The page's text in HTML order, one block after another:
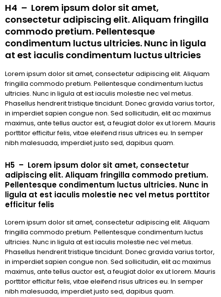
H4 – Lorem ipsum dolor sit amet,
consectetur adipiscing elit. Aliquam fringilla
commodo pretium. Pellentesque
condimentum luctus ultricies. Nunc in ligula
at est iaculis condimentum luctus ultricies
Lorem ipsum dolor sit amet, consectetur adipiscing elit. Aliquam
fringilla commodo pretium. Pellentesque condimentum luctus
ultricies. Nunc in ligula at est iaculis molestie nec vel metus.
Phasellus hendrerit tristique tincidunt. Donec gravida varius tortor,
in imperdiet sapien congue non. Sed sollicitudin, elit ac maximus
maximus, ante tellus auctor est, a feugiat dolor ex ut lorem. Mauris
porttitor efficitur felis, vitae eleifend risus ultrices eu. In semper
nibh malesuada, imperdiet justo sed, dapibus quam.
H5 – Lorem ipsum dolor sit amet, consectetur
adipiscing elit. Aliquam fringilla commodo pretium.
Pellentesque condimentum luctus ultricies. Nunc in
ligula at est iaculis molestie nec vel metus porttitor
efficitur felis
Lorem ipsum dolor sit amet, consectetur adipiscing elit. Aliquam
fringilla commodo pretium. Pellentesque condimentum luctus
ultricies. Nunc in ligula at est iaculis molestie nec vel metus.
Phasellus hendrerit tristique tincidunt. Donec gravida varius tortor,
in imperdiet sapien congue non. Sed sollicitudin, elit ac maximus
maximus, ante tellus auctor est, a feugiat dolor ex ut lorem. Mauris
porttitor efficitur felis, vitae eleifend risus ultrices eu. In semper
nibh malesuada, imperdiet justo sed, dapibus quam.